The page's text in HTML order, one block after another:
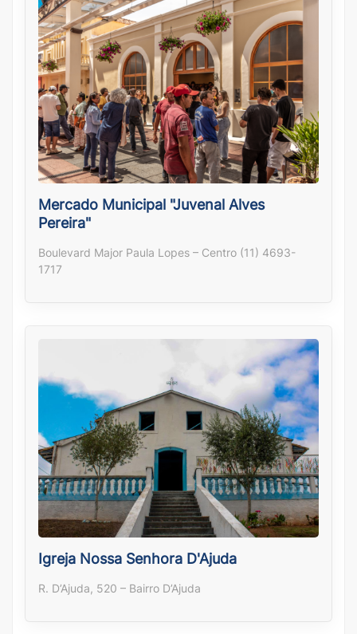
Mercado Municipal "Juvenal Alves
Pereira"
Boulevard Major Paula Lopes – Centro (11) 4693-
1717
Igreja Nossa Senhora D'Ajuda
R. D’Ajuda, 520 – Bairro D’Ajuda